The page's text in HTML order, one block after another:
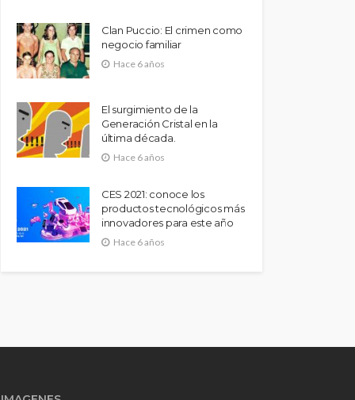
Clan Puccio: El crimen como
negocio familiar
Hace 6 años
El surgimiento de la
Generación Cristal en la
última década.
Hace 6 años
CES 2021: conoce los
productos tecnológicos más
innovadores para este año
Hace 6 años